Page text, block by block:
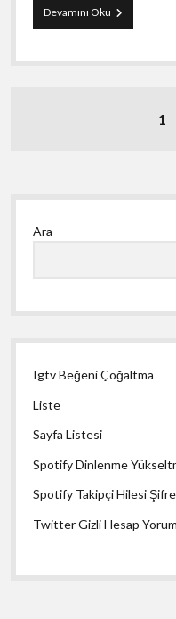
Devamını OkuAmoled
Ekranlı
Sağladığı
1
Yan
Menü
Ara
Igtv Beğeni Çoğaltma
Liste
Sayfa Listesi
Spotify Dinlenme
Spotify Takipçi Hilesi
Twitter Gizli Hesap